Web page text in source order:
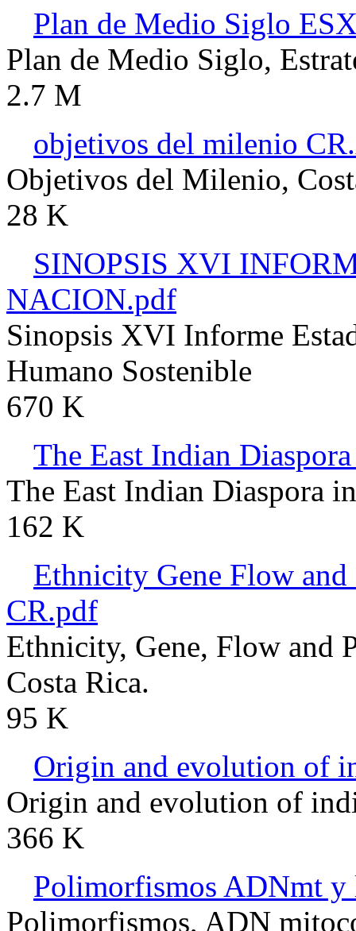
Plan de Medio Siglo
Plan de Medio Siglo,
2.7 M
objetivos del milenio
Objetivos del Milenio,
28 K
SINOPSIS XVI
NACION.pdf
Sinopsis XVI Informe
Humano Sostenible
670 K
The East Indian
The East Indian Diaspora
162 K
Ethnicity Gene Flow
CR.pdf
Ethnicity, Gene, Flow and
Costa Rica.
95 K
Origin and evolution of
Origin and evolution of
366 K
Polimorfismos ADNmt y
Polimorfismos, ADN